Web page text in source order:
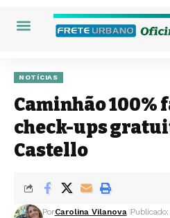
NOTÍCIAS
Caminhão 100%
check-ups
Castello
PorCarolina Vilanova